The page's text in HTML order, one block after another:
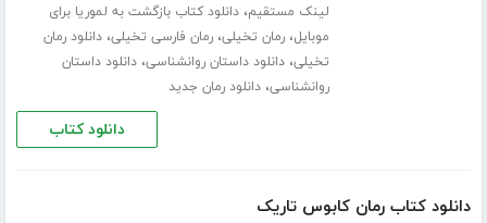
لینک مستقیم،دانلود کتاب بازگشت به لموریا برای
موبایل،رمان تخیلی،رمان فارسی تخیلی،دانلود رمان
تخیلی،دانلود داستان روانشناسی،دانلود داستان
روانشناسی،دانلود رمان جدید
دانلود کتاب
دانلود کتاب رمان کابوس تاریک